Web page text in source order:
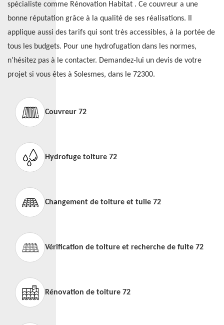
spécialiste comme Rénovation Habitat . Ce couvreur a une
bonne réputation grâce à la qualité de ses réalisations. Il
applique aussi des tarifs qui sont très accessibles, à la portée de
tous les budgets. Pour une hydrofugation dans les normes,
n’hésitez pas à le contacter. Demandez-lui un devis de votre
projet si vous êtes à Solesmes, dans le 72300.
Couvreur 72
Hydrofuge toiture 72
Changement de toiture et tuile 72
Vérification de toiture et recherche de fuite 72
Rénovation de toiture 72